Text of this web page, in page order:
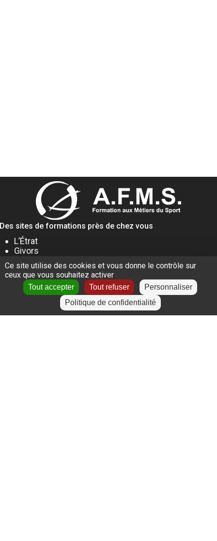
sites de formations près de chez vous
L’Étrat
Givors
Villeurbanne
Lyon
Le Puy-en-Velay
Ce site utilise des cookies et vous donne le contrôle sur
ceux que vous souhaitez activer
Tout accepter Tout refuser
Personnaliser
Politique de confidentialité